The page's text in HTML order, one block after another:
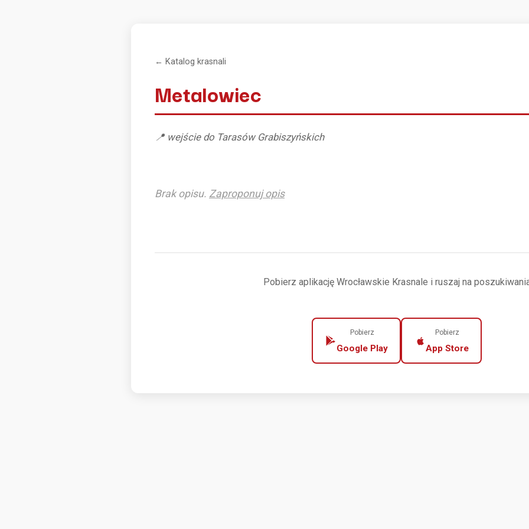
← Katalog krasnali
Metalowiec
📍 wejście do Tarasów Grabiszyńskich
Brak opisu. Zaproponuj opis
Pobierz aplikację Wrocławskie Krasnale i ruszaj na
Pobierz
Google Play
Pobierz
App Store